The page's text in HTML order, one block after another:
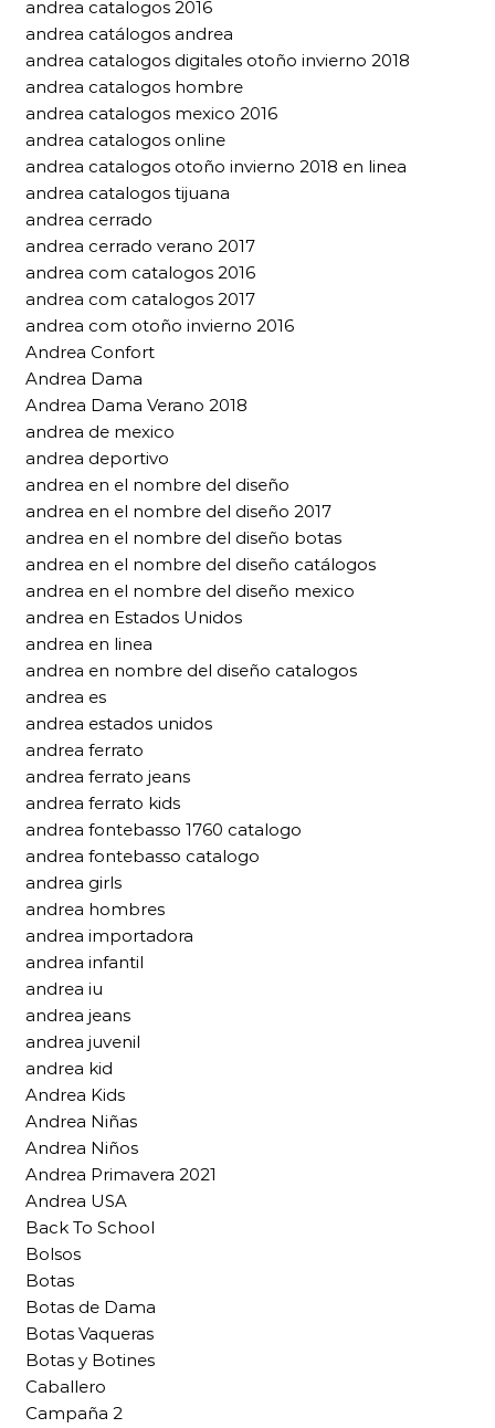
andrea catalogos 2016
andrea catálogos andrea
andrea catalogos digitales otoño invierno 2018
andrea catalogos hombre
andrea catalogos mexico 2016
andrea catalogos online
andrea catalogos otoño invierno 2018 en linea
andrea catalogos tijuana
andrea cerrado
andrea cerrado verano 2017
andrea com catalogos 2016
andrea com catalogos 2017
andrea com otoño invierno 2016
Andrea Confort
Andrea Dama
Andrea Dama Verano 2018
andrea de mexico
andrea deportivo
andrea en el nombre del diseño
andrea en el nombre del diseño 2017
andrea en el nombre del diseño botas
andrea en el nombre del diseño catálogos
andrea en el nombre del diseño mexico
andrea en Estados Unidos
andrea en linea
andrea en nombre del diseño catalogos
andrea es
andrea estados unidos
andrea ferrato
andrea ferrato jeans
andrea ferrato kids
andrea fontebasso 1760 catalogo
andrea fontebasso catalogo
andrea girls
andrea hombres
andrea importadora
andrea infantil
andrea iu
andrea jeans
andrea juvenil
andrea kid
Andrea Kids
Andrea Niñas
Andrea Niños
Andrea Primavera 2021
Andrea USA
Back To School
Bolsos
Botas
Botas de Dama
Botas Vaqueras
Botas y Botines
Caballero
Campaña 2